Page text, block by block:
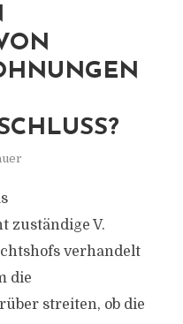
zuständige V.
verhandelt
die
streiten, ob die